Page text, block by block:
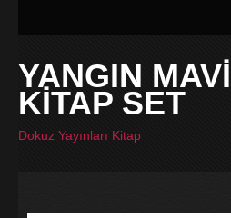
Kurumsal
Kitaplar
YANGIN
KİTAP SET
Dokuz Yayınları Kitap